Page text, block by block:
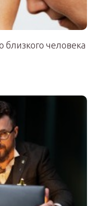
человека